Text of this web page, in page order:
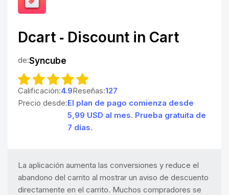
Dcart ‑ Discount in Cart
de:Syncube
Calificación:4.9Reseñas:127
Precio desde:El plan de pago comienza desde
5,99 USD al mes. Prueba gratuita de
7 días.
La aplicación aumenta las conversiones y reduce el
abandono del carrito al mostrar un aviso de descuento
directamente en el carrito. Muchos compradores se